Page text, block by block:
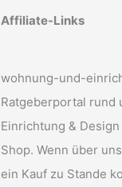
Affiliate-Links
wohnung-und-
Ratgeberportal rund
Einrichtung &
Shop. Wenn über
ein Kauf zu Stande